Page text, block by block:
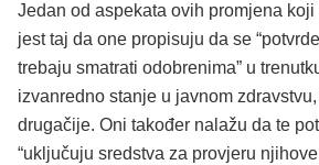
Jedan od aspekata ovih promjena
jest taj da one propisuju da se
trebaju smatrati odobrenima” u
izvanredno stanje u javnom
drugačije. Oni također nalažu da te
“uključuju sredstva za provjeru